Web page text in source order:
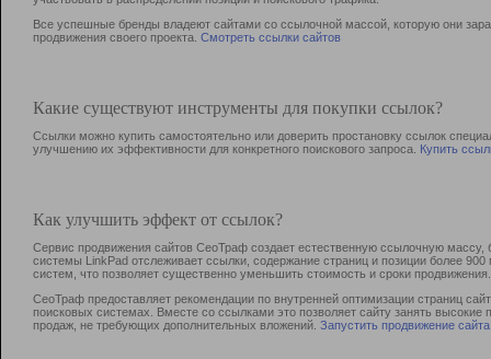
Все успешные бренды владеют сайтами со ссылочной массой, которую они
продвижения своего проекта. Смотреть ссылки сайтов
Какие существуют инструменты для покупки ссылок?
Ссылки можно купить самостоятельно или доверить простановку ссылок
улучшению их эффективности для конкретного поискового запроса. Купить
Как улучшить эффект от ссылок?
Сервис продвижения сайтов СеоТраф создает естественную ссылочную
системы LinkPad отслеживает ссылки, содержание страниц и позиции более
систем, что позволяет существенно уменьшить стоимость и сроки продвижения.
СеоТраф предоставляет рекомендации по внутренней оптимизации страниц
поисковых системах. Вместе со ссылками это позволяет сайту занять
продаж, не требующих дополнительных вложений. Запустить продвижение сайта